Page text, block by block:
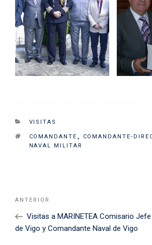
CATEGORIES
VISITAS
TAGS
COMANDANTE ,
COMANDANTE-
NAVAL MILITAR
Navegación
entradas
Noticia
Anterior
ANTERIOR
Visitas a MARINETEA Comisario
de Vigo y Comandante Naval de Vigo